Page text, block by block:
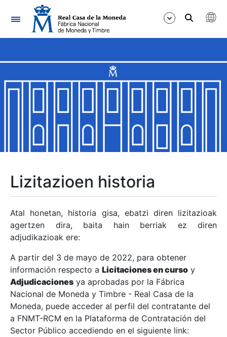
Nabigazioa
Erakutsi/Ezkutatu
Erakutsi/Ezkutatu
Erakutsi/Ezkutatu
Erakutsi/Ezkutatu
Erakutsi/Ezkutatu
Erakutsi/Ezkutatu
Erakutsi/Ezkutatu
Lizitazioen historia
Atal honetan, historia gisa, ebatzi diren lizitazioak
agertzen dira, baita hain berriak ez diren
adjudikazioak ere:
A partir del 3 de mayo de 2022, para obtener
información respecto a Licitaciones en curso y
Adjudicaciones ya aprobadas por la Fábrica
Nacional de Moneda y Timbre - Real Casa de la
Moneda, puede acceder al perfil del contratante del
a FNMT-RCM en la Plataforma de Contratación del
Sector Público accediendo en el siguiente link: